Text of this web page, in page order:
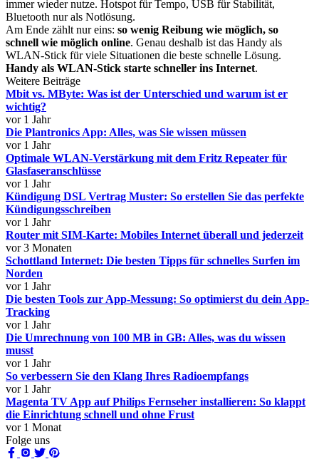
immer wieder nutze. Hotspot für Tempo, USB für Stabilität,
Bluetooth nur als Notlösung.
Am Ende zählt nur eins: so wenig Reibung wie möglich, so
schnell wie möglich online. Genau deshalb ist das Handy als
WLAN-Stick für viele Situationen die beste schnelle Lösung.
Handy als WLAN-Stick starte schneller ins Internet.
Weitere Beiträge
Mbit vs. MByte: Was ist der Unterschied und warum ist er
wichtig?
vor 1 Jahr
Die Plantronics App: Alles, was Sie wissen müssen
vor 1 Jahr
Optimale WLAN-Verstärkung mit dem Fritz Repeater für
Glasfaseranschlüsse
vor 1 Jahr
Kündigung DSL Vertrag Muster: So erstellen Sie das perfekte
Kündigungsschreiben
vor 1 Jahr
Router mit SIM-Karte: Mobiles Internet überall und jederzeit
vor 3 Monaten
Schottland Internet: Die besten Tipps für schnelles Surfen im
Norden
vor 1 Jahr
Die besten Tools zur App-Messung: So optimierst du dein App-
Tracking
vor 1 Jahr
Die Umrechnung von 100 MB in GB: Alles, was du wissen
musst
vor 1 Jahr
So verbessern Sie den Klang Ihres Radioempfangs
vor 1 Jahr
Magenta TV App auf Philips Fernseher installieren: So klappt
die Einrichtung schnell und ohne Frust
vor 1 Monat
Folge uns